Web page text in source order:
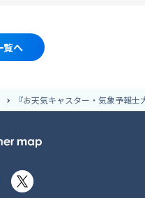
覧へ
『お天気キャスター・気象予報
X